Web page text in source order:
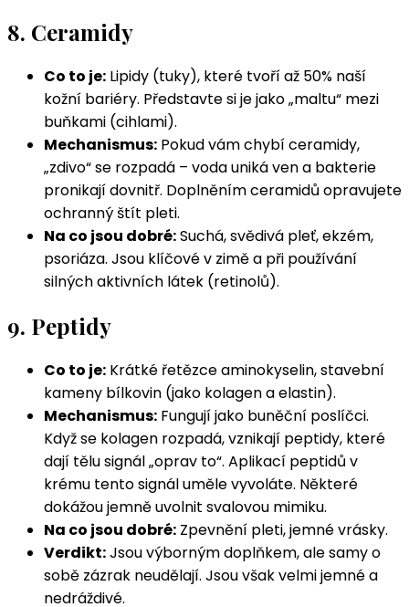
8. Ceramidy
Co to je: Lipidy (tuky), které tvoří až 50% naší
kožní bariéry. Představte si je jako „maltu“ mezi
buňkami (cihlami).
Mechanismus: Pokud vám chybí ceramidy,
„zdivo“ se rozpadá – voda uniká ven a bakterie
pronikají dovnitř. Doplněním ceramidů opravujete
ochranný štít pleti.
Na co jsou dobré:Suchá, svědivá pleť, ekzém,
psoriáza. Jsou klíčové v zimě a při používání
silných aktivních látek (retinolů).
9. Peptidy
Co to je: Krátké řetězce aminokyselin, stavební
kameny bílkovin (jako kolagen a elastin).
Mechanismus: Fungují jako buněční poslíčci.
Když se kolagen rozpadá, vznikají peptidy, které
dají tělu signál „oprav to“. Aplikací peptidů v
krému tento signál uměle vyvoláte. Některé
dokážou jemně uvolnit svalovou mimiku.
Na co jsou dobré: Zpevnění pleti, jemné vrásky.
Verdikt:Jsou výborným doplňkem, ale samy o
sobě zázrak neudělají. Jsou však velmi jemné a
nedráždivé.